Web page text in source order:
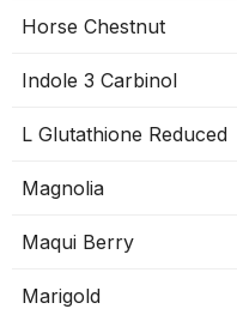
Horse Chestnut
Indole 3 Carbinol
L Glutathione Reduced
Magnolia
Maqui Berry
Marigold